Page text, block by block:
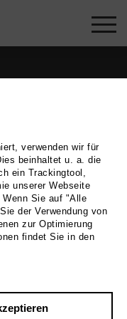
verwenden wir für
beinhaltet u. a. die
ein Trackingtool,
unserer Webseite
Sie auf "Alle
der Verwendung von
zur Optimierung
findet Sie in den